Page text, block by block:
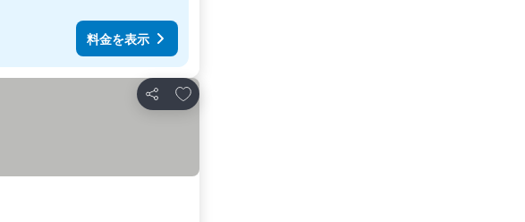
料金を表示
シェア
お気に入りに追加